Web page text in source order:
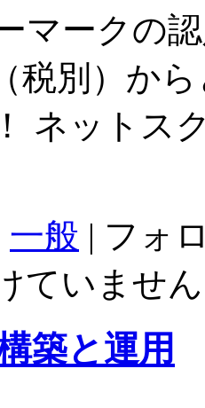
マークの
税別）か
ネットス
一般 | フォ
ていません
築と運用